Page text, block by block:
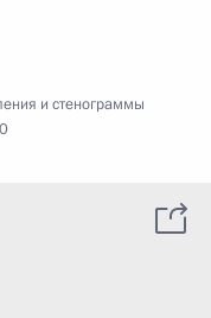
и стенограммы